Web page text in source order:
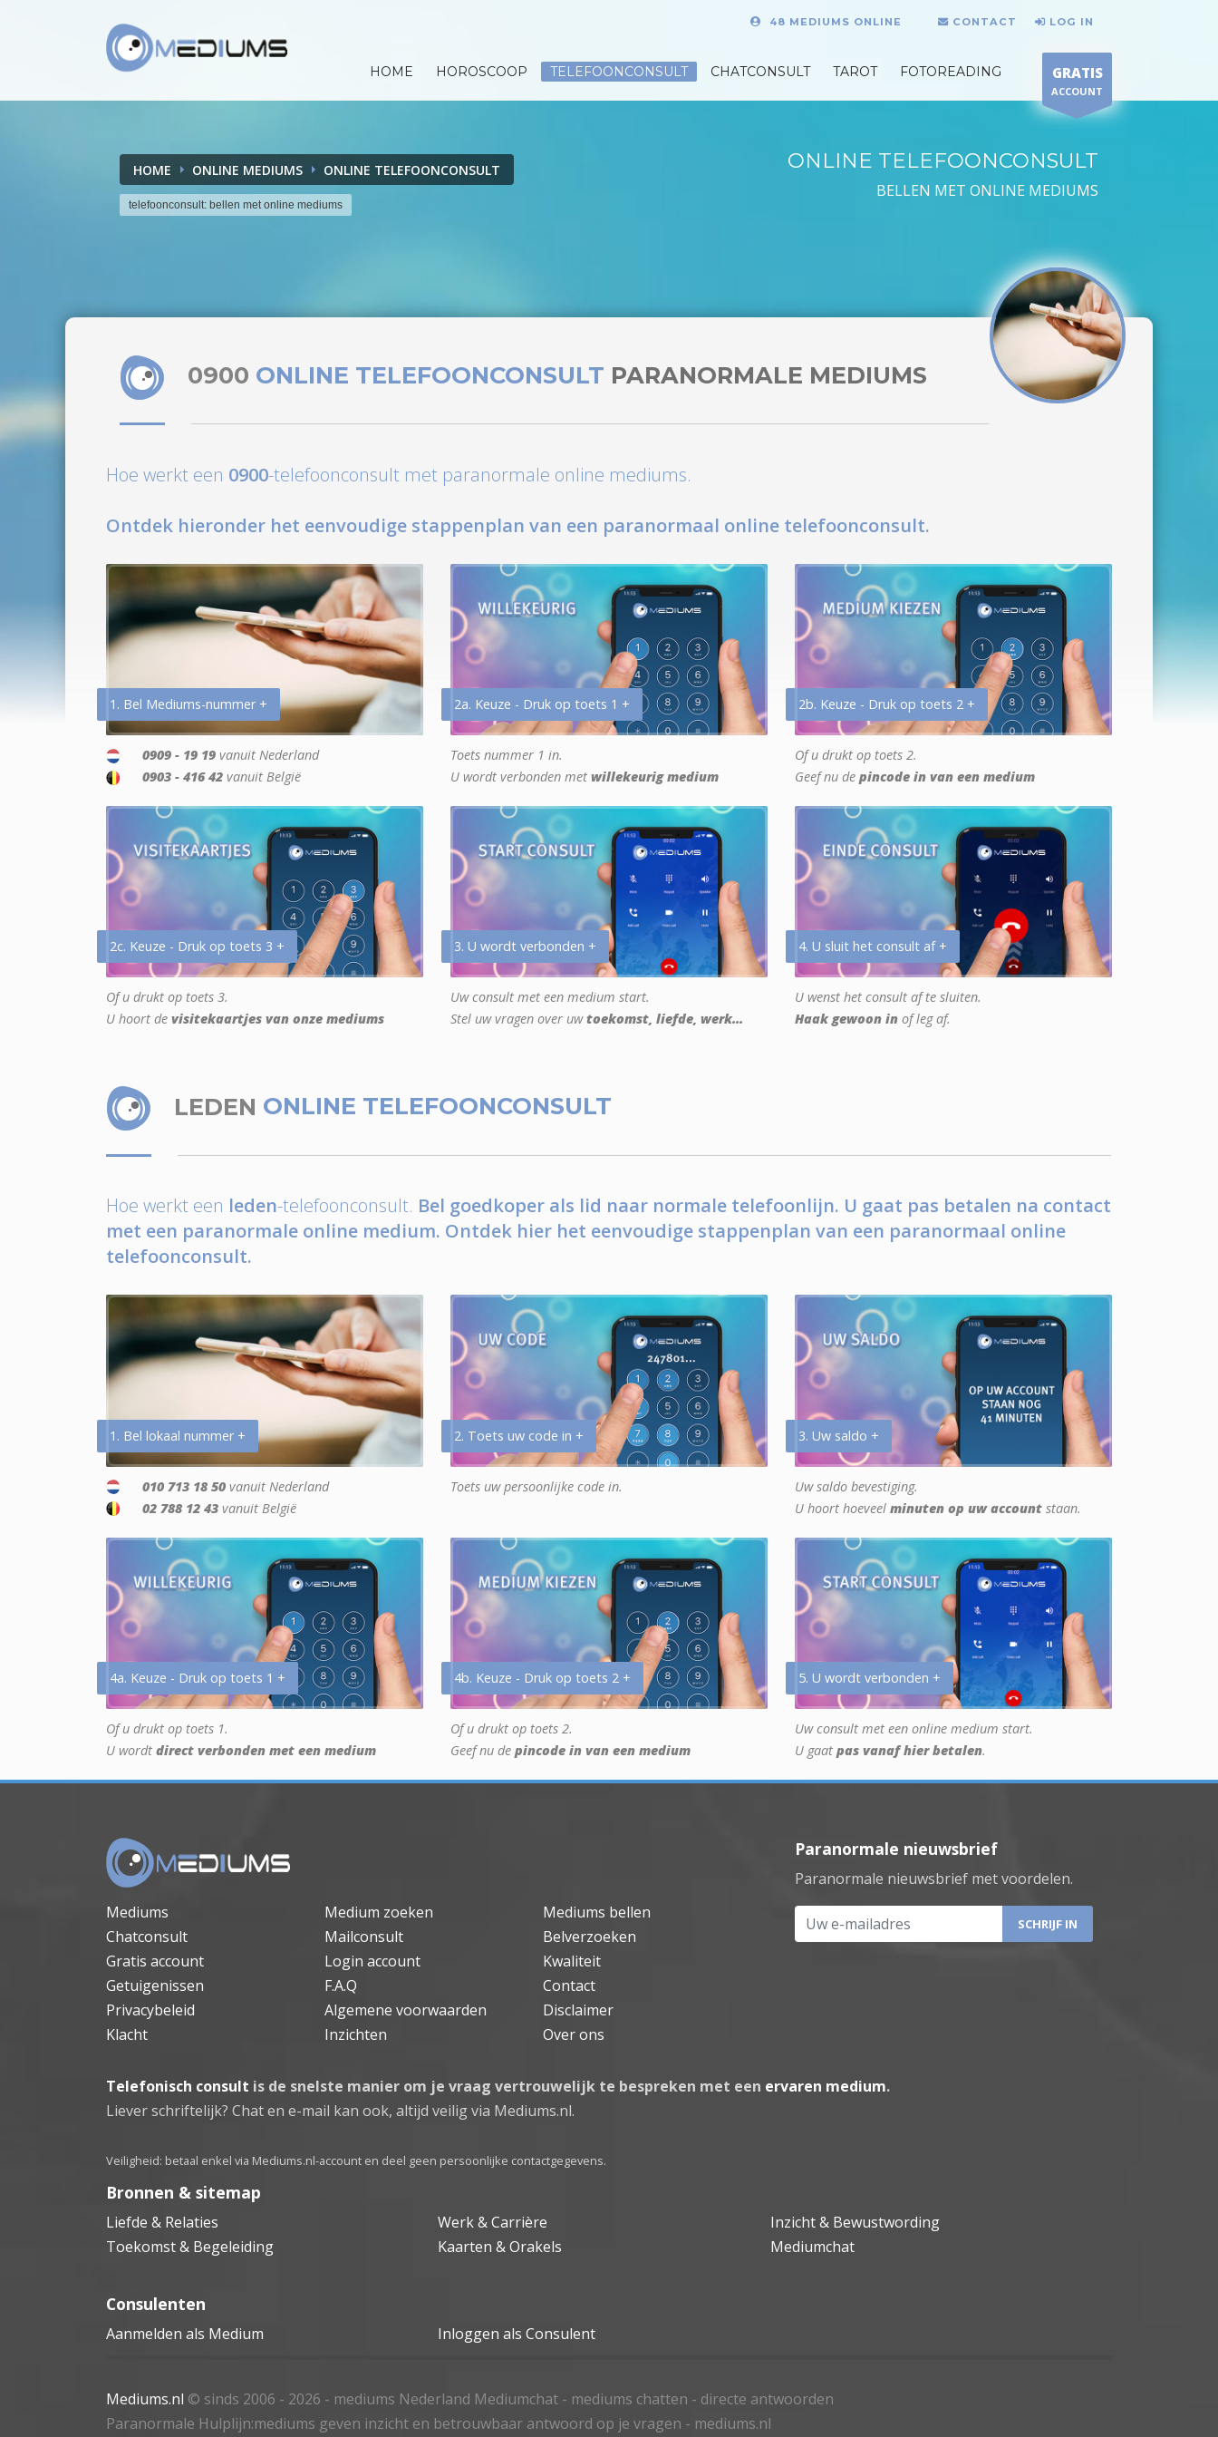
48 MEDIUMS ONLINE CONTACT LOG IN
HOME HOROSCOOP TELEFOONCONSULT CHATCONSULT TAROT FOTOREADING GRATIS
ACCOUNT
HOME ONLINE MEDIUMS ONLINE TELEFOONCONSULT
telefoonconsult: bellen met online mediums
ONLINE TELEFOONCONSULT
BELLEN MET ONLINE MEDIUMS
0900 ONLINE TELEFOONCONSULT PARANORMALE MEDIUMS
Hoe werkt een 0900-telefoonconsult met paranormale online mediums.
Ontdek hieronder het eenvoudige stappenplan van een paranormaal online telefoonconsult.
1. Bel Mediums-nummer +
0909 - 19 19 vanuit Nederland
0903 - 416 42 vanuit België
2a. Keuze - Druk op toets 1 +
Toets nummer 1 in.
U wordt verbonden met willekeurig medium
2b. Keuze - Druk op toets 2 +
Of u drukt op toets 2.
Geef nu de pincode in van een medium
2c. Keuze - Druk op toets 3 +
Of u drukt op toets 3.
U hoort de visitekaartjes van onze mediums
3. U wordt verbonden +
Uw consult met een medium start.
Stel uw vragen over uwtoekomst, liefde, werk...
4. U sluit het consult af +
U wenst het consult af te sluiten.
Haak gewoon in of leg af.
LEDEN ONLINE TELEFOONCONSULT
Hoe werkt een leden-telefoonconsult. Bel goedkoper als lid naar normale telefoonlijn. U gaat pas betalen na contact
met een paranormale online medium. Ontdek hier het eenvoudige stappenplan van een paranormaal online
telefoonconsult.
1. Bel lokaal nummer +
010 713 18 50 vanuit Nederland
02 788 12 43 vanuit België
2. Toets uw code in +
Toets uw persoonlijke code in.
3. Uw saldo +
Uw saldo bevestiging.
U hoort hoeveel minuten op uw account staan.
4a. Keuze - Druk op toets 1 +
Of u drukt op toets 1.
U wordt direct verbonden met een medium
4b. Keuze - Druk op toets 2 +
Of u drukt op toets 2.
Geef nu de pincode in van een medium
5. U wordt verbonden +
Uw consult met een online medium start.
U gaat pas vanaf hier betalen.
Mediums Medium zoeken
Mediums bellen
Chatconsult
Mailconsult
Belverzoeken
Gratis account
Login account
Kwaliteit
Getuigenissen
F.A.Q
Contact
Privacybeleid
Algemene voorwaarden
Disclaimer
Klacht
Inzichten Over ons
Paranormale nieuwsbrief
Paranormale nieuwsbrief met voordelen.
Uw e-mailadres
Telefonisch consult is de snelste manier om je vraag vertrouwelijk te bespreken met een ervaren medium.
Liever schriftelijk? Chat en e-mail kan ook, altijd veilig via Mediums.nl.
Veiligheid: betaal enkel via Mediums.nl-account en deel geen persoonlijke contactgegevens.
Bronnen & sitemap
Liefde & Relaties Werk & Carrière
Inzicht & Bewustwording
Toekomst & Begeleiding
Kaarten & Orakels Mediumchat
Consulenten
Aanmelden als Medium Inloggen als Consulent
Mediums.nl © sinds 2006 - 2026 - mediums Nederland Mediumchat - mediums chatten - directe antwoorden
Paranormale Hulplijn:mediums geven inzicht en betrouwbaar antwoord op je vragen - mediums.nl